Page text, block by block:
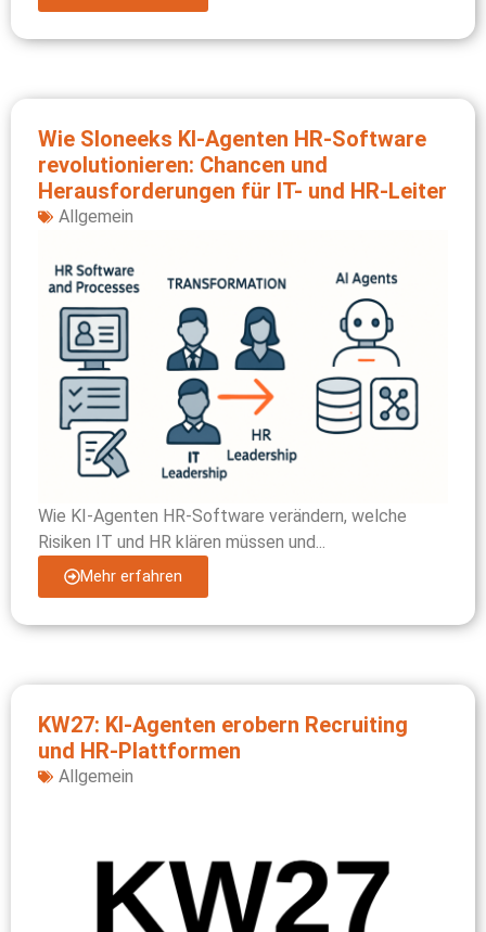
Wie Sloneeks KI-Agenten HR-Software
revolutionieren: Chancen und
Herausforderungen für IT- und HR-Leiter
Allgemein
Wie KI-Agenten HR-Software verändern, welche
Risiken IT und HR klären müssen und...
Mehr erfahren
KW27: KI-Agenten erobern Recruiting
und HR-Plattformen
Allgemein